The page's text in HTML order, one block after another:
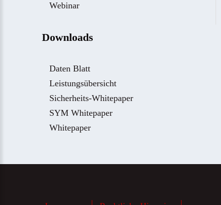
Webinar
Downloads
Daten Blatt
Leistungsübersicht
Sicherheits-Whitepaper
SYM Whitepaper
Whitepaper